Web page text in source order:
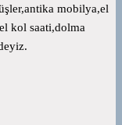
mobilya,el
kol saati,dolma